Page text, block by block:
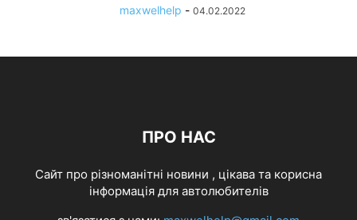
maxwelhelp - 04.02.2022
ПРО НАС
Cайт про різноманітні новини , цікава та корисна
інформація для автолюбителів